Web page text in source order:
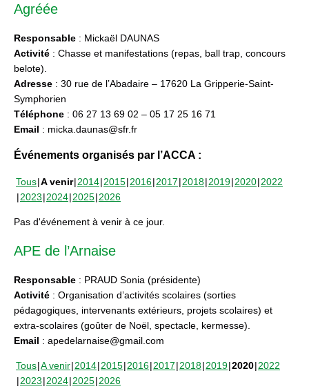
Agréée
Responsable : Mickaël DAUNAS
Activité : Chasse et manifestations (repas, ball trap, concours
belote).
Adresse : 30 rue de l’Abadaire – 17620 La Gripperie-Saint-
Symphorien
Téléphone : 06 27 13 69 02 – 05 17 25 16 71
Email : micka.daunas@sfr.fr
Événements organisés par l’ACCA :
Tous A venir 2014 2015 2016 2017 2018 2019 2020 2022
2023 2024 2025 2026
Pas d'événement à venir à ce jour.
APE de l’Arnaise
Responsable : PRAUD Sonia (présidente)
Activité : Organisation d’activités scolaires (sorties
pédagogiques, intervenants extérieurs, projets scolaires) et
extra-scolaires (goûter de Noël, spectacle, kermesse).
Email : apedelarnaise@gmail.com
Tous A venir 2014 2015 2016 2017 2018 2019 2020 2022
2023 2024 2025 2026